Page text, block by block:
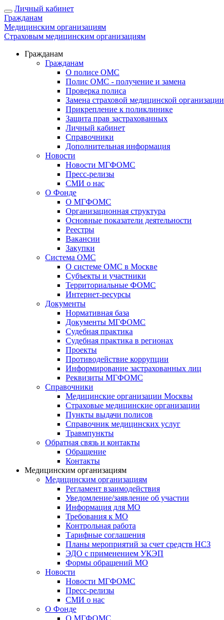
Личный кабинет
Гражданам
Медицинским организациям
Страховым медицинским организациям
Гражданам
Гражданам
О полисе ОМС
Полис ОМС - получение и замена
Проверка полиса
Замена страховой медицинской организации
Прикрепление к поликлинике
Защита прав застрахованных
Личный кабинет
Справочники
Дополнительная информация
Новости
Новости МГФОМС
Пресс-релизы
СМИ о нас
О Фонде
О МГФОМС
Организационная структура
Основные показатели деятельности
Реестры
Вакансии
Закупки
Система ОМС
О системе ОМС в Москве
Субъекты и участники
Территориальные ФОМС
Интернет-ресурсы
Документы
Нормативная база
Документы МГФОМС
Судебная практика
Судебная практика в регионах
Проекты
Противодействие коррупции
Информирование застрахованных лиц
Реквизиты МГФОМС
Справочники
Медицинские организации Москвы
Страховые медицинские организации
Пункты выдачи полисов
Справочник медицинских услуг
Травмпункты
Обратная связь и контакты
Обращение
Контакты
Медицинским организациям
Медицинским организациям
Регламент взаимодействия
Уведомление/заявление об участии
Информация для МО
Требования к МО
Контрольная работа
Тарифные соглашения
Планы мероприятий за счет средств НСЗ
ЭДО с применением УКЭП
Формы обращений МО
Новости
Новости МГФОМС
Пресс-релизы
СМИ о нас
О Фонде
О МГФОМС